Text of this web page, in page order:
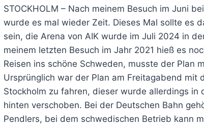
STOCKHOLM – Nach meinem Besuch im Juni
wurde es mal wieder Zeit. Dieses Mal sollte es
sein, die Arena von AIK wurde im Juli 2024 in
meinem letzten Besuch im Jahr 2021 hieß es
Reisen ins schöne Schweden, musste der Plan
Ursprünglich war der Plan am Freitagabend mit
Stockholm zu fahren, dieser wurde allerdings in
hinten verschoben. Bei der Deutschen Bahn
Pendlers, bei dem schwedischen Betrieb kann